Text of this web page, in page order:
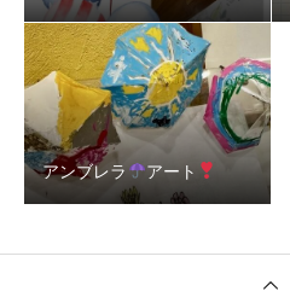
アンブレラ アート